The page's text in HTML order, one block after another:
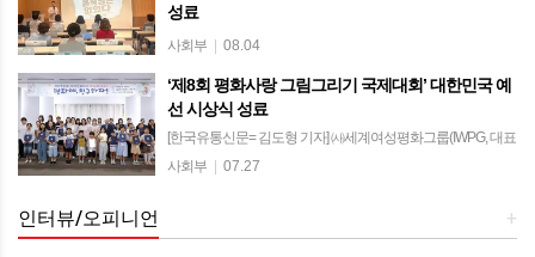
성료
상주시립도서관에서 시민 40여 명과 함께… 책을 통해 사람과
시립도서관에서 열린 '머니웨이 북토크'에 약 40명의 시민들이
함께하며 뜻깊은 시간을 만들었다…
사회부 | 08.04
‘제8회 평화사랑 그림그리기 국제대회’ 대한민국 예
선 시상식 성료
[한국유통신문= 김도형 기자] ㈔세계여성평화그룹(IWPG, 대표
전나영)이 주최·주관한 ‘제8회 평화사랑 그림그리기 국제대회’
사회부 | 07.27
+
인터뷰/오피니언